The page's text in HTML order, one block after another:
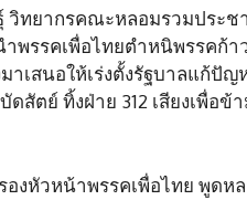
วิทยากรคณะหลอมรวมประ
พรรคเพื่อไทยตำหนิพรรคก้
เสนอให้เร่งตั้งรัฐบาลแก้ปั
สัตย์ ทิ้งฝ่าย 312 เสียงเพื่อข้
งหัวหน้าพรรคเพื่อไทย พูดห